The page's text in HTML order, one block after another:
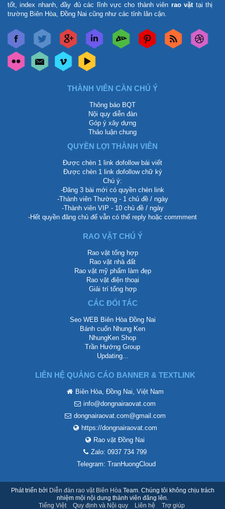
tốt, index nhanh, đầy đủ các lĩnh vực cho thành viên rao vặt tại thị
trường Biên Hòa, Đồng Nai cũng như các tỉnh lân cận.
THÀNH VIÊN CẦN CHÚ Ý
Thông báo BQT
Nội quy diễn đàn
Góp ý xây dựng
Thảo luận chung
QUYỀN LỢI THÀNH VIÊN
Được chèn 1 link dofollow bài viết
Được chèn 1 link dofollow chữ ký
Chú ý:
-Đăng 3 bài mới có quyền chèn link
-Thành viên Thường - 1 chủ đề / ngày
-Thành viên VIP - 10 chủ đề / ngày
-Hết quyền đăng chủ để vẫn có thể reply hoặc commment
RAO VẶT CHÚ Ý
Rao vặt tổng hợp
Rao vặt nhà đất
Rao vặt mỹ phẩm làm đẹp
Rao vặt điện thoại
Giải trí tổng hợp
CÁC ĐỐI TÁC
Seo WEB Biên Hòa Đồng Nai
Bánh cuốn Nhung Ken
NhungKen Shop
Trần Hướng Group
Updating...
LIÊN HỆ QUẢNG CÁO BANNER & TEXTLINK
Biên Hòa, Đồng Nai, Việt Nam
info@dongnairaovat.com
dongnairaovat.com@gmail.com
https://dongnairaovat.com
Rao vặt Đồng Nai
Zalo: 0937 734 799
Telegram: TranHuongCloud
Phát triển bởi Diễn đàn rao vặt Biên Hòa Team. Chúng tôi không chịu trách
nhiệm mội nội dung thành viên đăng lên.
Tiếng Việt
Quy định và Nội quy Liên hệ Trợ giúp